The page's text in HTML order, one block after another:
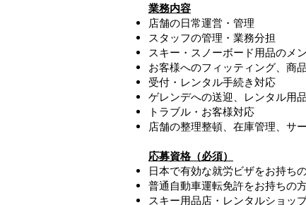
業務内容
店舗の日常運営・管理
スタッフの管理・業務分担
スキー・スノーボード用品のメ
お客様へのフィッティング、商
受付・レンタル手続き対応
ゲレンデへの送迎、レンタル用
トラブル・お客様対応
店舗の整理整頓、在庫管理、サ
応募資格（必須）
日本で有効な就労ビザをお持ち
普通自動車運転免許をお持ちの
スキー用品店・レンタルショッ